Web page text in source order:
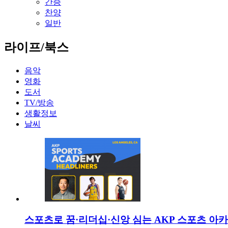
간증
찬양
일반
라이프/북스
음악
영화
도서
TV/방송
생활정보
날씨
스포츠로 꿈·리더십·신앙 심는 AKP 스포츠 아